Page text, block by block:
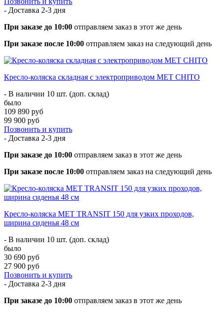
- Доставка 2-3 дня
При заказе до 10:00 отправляем заказ в этот же день
При заказе после 10:00 отправляем заказ на следующий день
Кресло-коляска складная с электроприводом MET CHITO
- В наличии 10 шт. (доп. склад)
было
109 890 руб
99 900 руб
Позвонить и купить
- Доставка 2-3 дня
При заказе до 10:00 отправляем заказ в этот же день
При заказе после 10:00 отправляем заказ на следующий день
Кресло-коляска МЕТ TRANSIT 150 для узких проходов,
ширина сиденья 48 см
- В наличии 10 шт. (доп. склад)
было
30 690 руб
27 900 руб
Позвонить и купить
- Доставка 2-3 дня
При заказе до 10:00 отправляем заказ в этот же день